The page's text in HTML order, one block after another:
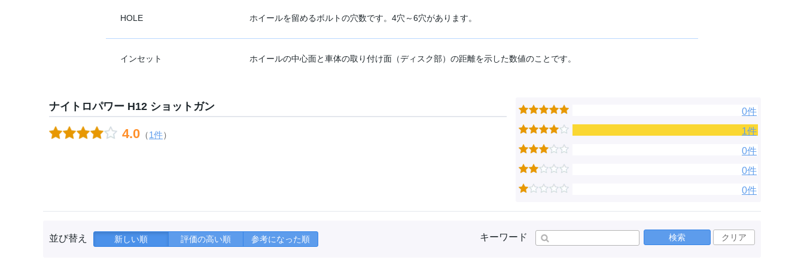
HOLE ホイールを留めるボルトの穴数です。4穴～6穴があります。
インセット ホイールの中心面と車体の取り付け面（ディスク部）の距離を示した数値のことです。
ナイトロパワー H12 ショットガン
4.0 （1件）
0件
1件
0件
0件
0件
並び替え 新しい順 評価の高い順 参考になった順 キーワード 検索 クリア